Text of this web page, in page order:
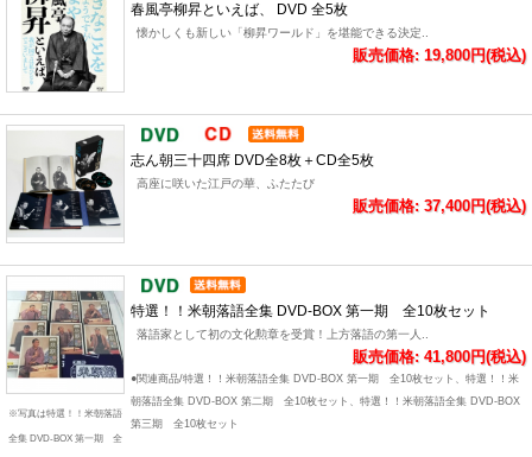
春風亭柳昇といえば、 DVD 全5枚
懐かしくも新しい「柳昇ワールド」を堪能できる決定..
販売価格: 19,800円(税込)
志ん朝三十四席 DVD全8枚＋CD全5枚
高座に咲いた江戸の華、ふたたび
販売価格: 37,400円(税込)
※写真は特選！！米朝落語
全集 DVD-BOX 第一期 全
特選！！米朝落語全集 DVD-BOX 第一期 全10枚セット
落語家として初の文化勲章を受賞！上方落語の第一人..
販売価格: 41,800円(税込)
●関連商品/特選！！米朝落語全集 DVD-BOX 第一期 全10枚セット、特選！！米
朝落語全集 DVD-BOX 第二期 全10枚セット、特選！！米朝落語全集 DVD-BOX
第三期 全10枚セット